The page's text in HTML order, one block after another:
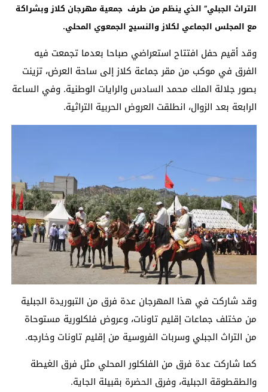
التراث الجبلي” الذي ينظم من طرف جمعية مهرجان كلاز وبشراكة
مع المجلس الجماعي لكلاز والنسيج الجمعوي المحلي.
وقد أقيم حفل افتتاح استعراضي صباحا بعدما تجمعت فيه
الفرق في موكب من مقر جماعة كلاز إلى ساحة العرض، تزينت
بصور جلالة الملك محمد السادس والرايات الوطنية. وفي الساعة
الرابعة بعد الزوال، انطلقت العروض الحربية التراثية.
وقد شاركت في هذا المهرجان عدة فرق من التبوريدة الجبلية
من مختلف جماعات إقليم تاونات، وعروض فلكلورية مستوحاة
من التراث الجبلي وسربات الفروسية من إقليم تاونات وخارجه.
كما شاركت عدة فرق من الفلكلور المحلي مثل فرق الغيطة
والطقطوقة الجبلية، وفرق الحضرة بقبيلة الجاية.